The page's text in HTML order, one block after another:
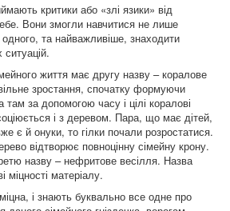
критики або «злі язики» від
Вони змогли навчитися не лише
та найважливіше, знаходити
життя має другу назву – коралове
зростання, спочатку формуючи
за допомогою часу і цілі коралові
і з деревом. Пара, що має дітей,
є й онуки, то гілки почали розростатися.
відтворює повноцінну сімейну крону.
назву – нефритове весілля. Назва
міцності матеріалу.
і знають буквально все одне про